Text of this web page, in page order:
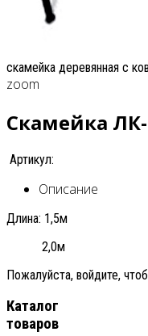
скамейка деревянная с
zoom
Скамейка
Артикул:
Описание
Длина: 1,5м
2,0м
Пожалуйста, войдите,
Каталог
товаров